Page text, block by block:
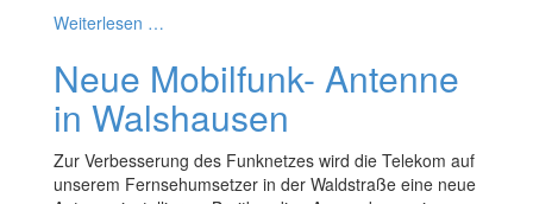
Weiterlesen …
Neue Mobilfunk- Antenne
in Walshausen
Zur Verbesserung des Funknetzes wird die Telekom auf
unserem Fernsehumsetzer in der Waldstraße eine neue